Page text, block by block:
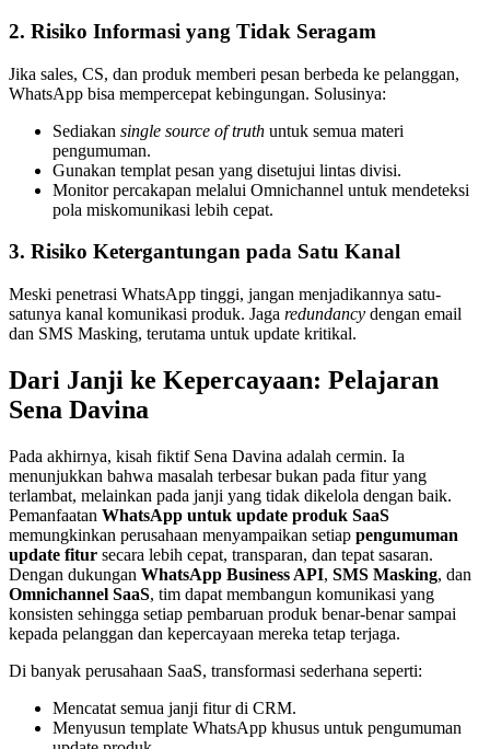
2. Risiko Informasi yang Tidak Seragam
Jika sales, CS, dan produk memberi pesan berbeda ke pelanggan,
WhatsApp bisa mempercepat kebingungan. Solusinya:
Sediakan single source of truth untuk semua materi
pengumuman.
Gunakan templat pesan yang disetujui lintas divisi.
Monitor percakapan melalui Omnichannel untuk mendeteksi
pola miskomunikasi lebih cepat.
3. Risiko Ketergantungan pada Satu Kanal
Meski penetrasi WhatsApp tinggi, jangan menjadikannya satu-
satunya kanal komunikasi produk. Jaga redundancy dengan email
dan SMS Masking, terutama untuk update kritikal.
Dari Janji ke Kepercayaan: Pelajaran
Sena Davina
Pada akhirnya, kisah fiktif Sena Davina adalah cermin. Ia
menunjukkan bahwa masalah terbesar bukan pada fitur yang
terlambat, melainkan pada janji yang tidak dikelola dengan baik.
Pemanfaatan WhatsApp untuk update produk SaaS
memungkinkan perusahaan menyampaikan setiap pengumuman
update fitur secara lebih cepat, transparan, dan tepat sasaran.
Dengan dukungan WhatsApp Business API, SMS Masking
Omnichannel SaaS, tim dapat membangun komunikasi yang
konsisten sehingga setiap pembaruan produk benar-benar sampai
kepada pelanggan dan kepercayaan mereka tetap terjaga.
Di banyak perusahaan SaaS, transformasi sederhana seperti:
Mencatat semua janji fitur di CRM.
Menyusun template WhatsApp khusus untuk pengumuman